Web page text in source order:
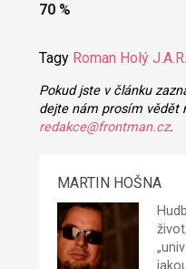
70 %
Tagy Roman Holý J.A.R.
Pokud jste v článku
dejte nám prosím vědět
redakce@frontman.cz.
MARTIN HOŠNA